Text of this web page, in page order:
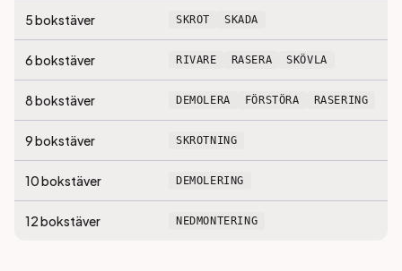
5bokstäver SKROT SKADA
6bokstäver RIVARE RASERA SKÖVLA
8bokstäver DEMOLERA FÖRSTÖRA RASERING
9bokstäver SKROTNING
10bokstäver DEMOLERING
12bokstäver NEDMONTERING